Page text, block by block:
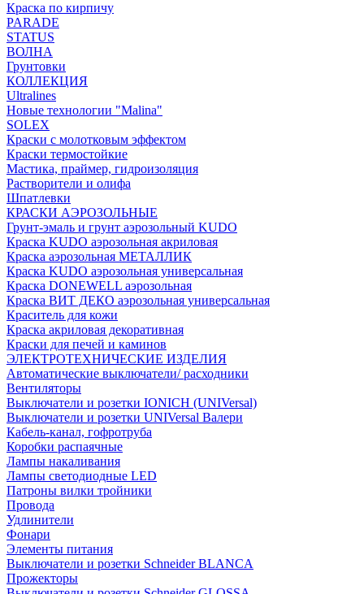
Краска по кирпичу
PARADE
STATUS
ВОЛНА
Грунтовки
КОЛЛЕКЦИЯ
Ultralines
Новые технологии "Malina"
SOLEX
Краски с молотковым эффектом
Краски термостойкие
Мастика, праймер, гидроизоляция
Растворители и олифа
Шпатлевки
КРАСКИ АЭРОЗОЛЬНЫЕ
Грунт-эмаль и грунт аэрозольный KUDO
Краска KUDO аэрозольная акриловая
Краска аэрозольная МЕТАЛЛИК
Краска KUDO аэрозольная универсальная
Краска DONEWELL аэрозольная
Краска ВИТ ДЕКО аэрозольная универсальная
Краситель для кожи
Краска акриловая декоративная
Краски для печей и каминов
ЭЛЕКТРОТЕХНИЧЕСКИЕ ИЗДЕЛИЯ
Автоматические выключатели/ расходники
Вентиляторы
Выключатели и розетки IONICH (UNIVersal)
Выключатели и розетки UNIVersal Валери
Кабель-канал, гофротруба
Коробки распаячные
Лампы накаливания
Лампы светодиодные LED
Патроны вилки тройники
Провода
Удлинители
Фонари
Элементы питания
Выключатели и розетки Schneider BLANCA
Прожекторы